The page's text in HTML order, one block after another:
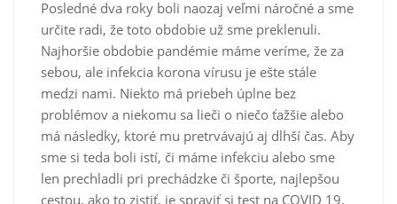
Posledné dva roky boli naozaj veľmi náročné a sme
určite radi, že toto obdobie už sme preklenuli.
Najhoršie obdobie pandémie máme veríme, že za
sebou, ale infekcia korona vírusu je ešte stále
medzi nami. Niekto má priebeh úplne bez
problémov a niekomu sa lieči o niečo ťažšie alebo
má následky, ktoré mu pretrvávajú aj dlhší čas. Aby
sme si teda boli istí, či máme infekciu alebo sme
len prechladli pri prechádzke či športe, najlepšou
cestou, ako to zistiť, je spraviť si test na COVID 19.